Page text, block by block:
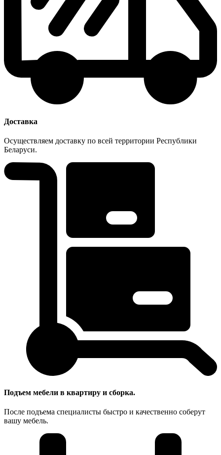
Доставка
Осуществляем доставку по всей территории Республики
Беларуси.
Подъем мебели в квартиру и сборка.
После подъема специалисты быстро и качественно соберут
вашу мебель.